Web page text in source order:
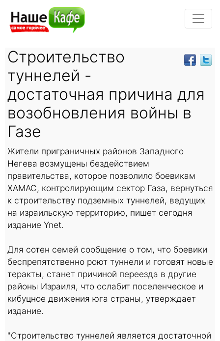
Строительство
туннелей -
достаточная причина для
возобновления войны в
Газе
Жители приграничных районов Западного
Негева возмущены бездействием
правительства, которое позволило боевикам
ХАМАС, контролирующим сектор Газа, вернуться
к строительству подземных туннелей, ведущих
на израильскую территорию, пишет сегодня
издание Ynet.
Для сотен семей сообщение о том, что боевики
беспрепятственно роют туннели и готовят новые
теракты, станет причиной переезда в другие
районы Израиля, что ослабит поселенческое и
кибуцное движения юга страны, утверждает
издание.
"Строительство туннелей является достаточной